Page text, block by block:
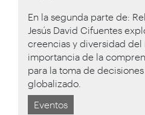
En la segunda parte de:
Jesús David Cifuentes
creencias y diversidad del
importancia de la
para la toma de
globalizado.
Eventos